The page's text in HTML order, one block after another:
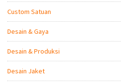
Custom Satuan
Desain & Gaya
Desain & Produksi
Desain Jaket